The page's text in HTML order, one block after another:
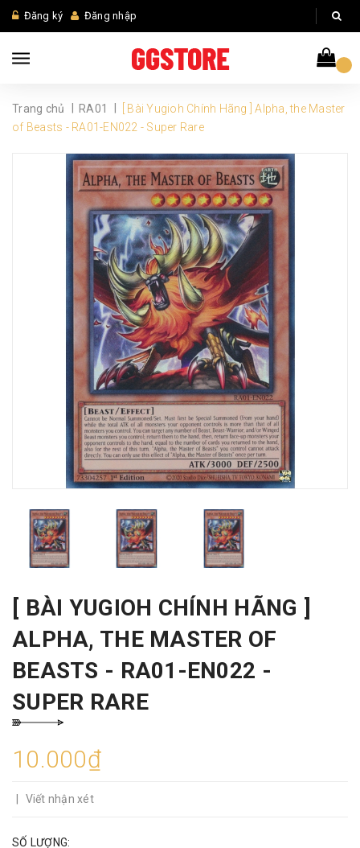
Đăng ký Đăng nhập
Trang chủ RA01
[ Bài Yugioh Chính Hãng ] Alpha, the Master
of Beasts - RA01-EN022 - Super Rare
[ BÀI YUGIOH CHÍNH HÃNG ]
ALPHA, THE MASTER OF
BEASTS - RA01-EN022 -
SUPER RARE
10.000₫
Viết nhận xét
SỐ LƯỢNG: